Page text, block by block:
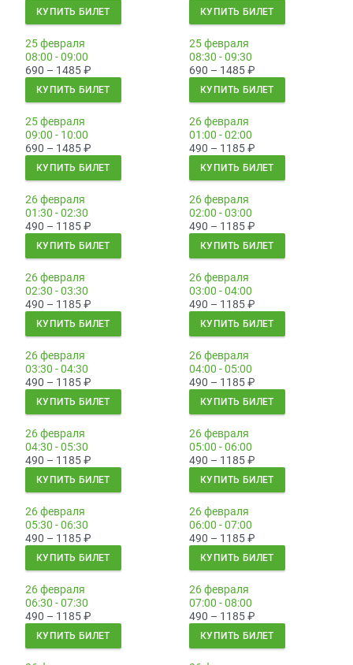
КУПИТЬ БИЛЕТ КУПИТЬ БИЛЕТ
25 февраля
08:00 - 09:00
690 – 1485₽
КУПИТЬ БИЛЕТ
25 февраля
08:30 - 09:30
690 – 1485₽
КУПИТЬ БИЛЕТ
25 февраля
09:00 - 10:00
690 – 1485₽
КУПИТЬ БИЛЕТ
26 февраля
01:00 - 02:00
490 – 1185₽
КУПИТЬ БИЛЕТ
26 февраля
01:30 - 02:30
490 – 1185₽
КУПИТЬ БИЛЕТ
26 февраля
02:00 - 03:00
490 – 1185₽
КУПИТЬ БИЛЕТ
26 февраля
02:30 - 03:30
490 – 1185₽
КУПИТЬ БИЛЕТ
26 февраля
03:00 - 04:00
490 – 1185₽
КУПИТЬ БИЛЕТ
26 февраля
03:30 - 04:30
490 – 1185₽
КУПИТЬ БИЛЕТ
26 февраля
04:00 - 05:00
490 – 1185₽
КУПИТЬ БИЛЕТ
26 февраля
04:30 - 05:30
490 – 1185₽
КУПИТЬ БИЛЕТ
26 февраля
05:00 - 06:00
490 – 1185₽
КУПИТЬ БИЛЕТ
26 февраля
05:30 - 06:30
490 – 1185₽
КУПИТЬ БИЛЕТ
26 февраля
06:00 - 07:00
490 – 1185₽
КУПИТЬ БИЛЕТ
26 февраля
06:30 - 07:30
490 – 1185₽
КУПИТЬ БИЛЕТ
26 февраля
07:00 - 08:00
490 – 1185₽
КУПИТЬ БИЛЕТ